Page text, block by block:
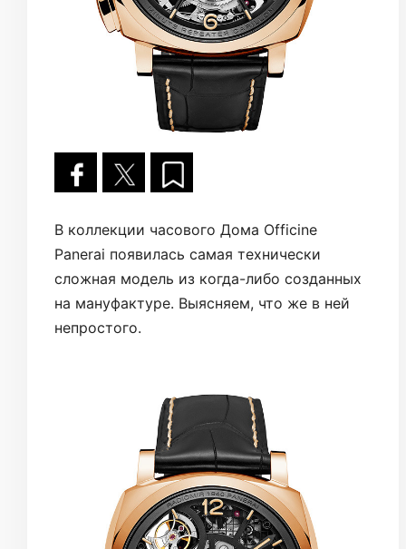
В коллекции часового Дома Officine
Panerai появилась самая технически
сложная модель из когда-либо созданных
на мануфактуре. Выясняем, что же в ней
непростого.